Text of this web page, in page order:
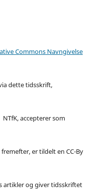
Commons Navngivelse
dette tidsskrift,
accepterer som
er tildelt en CC-By
artikler og giver tidsskriftet